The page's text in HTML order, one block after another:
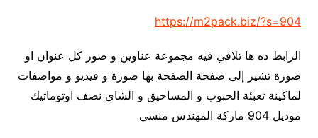
https://m2pack.biz/?s=904
الرابط ده ها تلاقي فيه مجموعة عناوين و صور كل عنوان او
صورة تشير إلى صفحة الصفحة بها صورة و فيديو و مواصفات
لماكينة تعبئة الحبوب و المساحيق و الشاي نصف اوتوماتيك
موديل 904 ماركة المهندس منسي